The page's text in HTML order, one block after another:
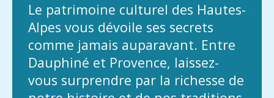
Le patrimoine culturel des Hautes-
Alpes vous dévoile ses secrets
comme jamais auparavant. Entre
Dauphiné et Provence, laissez-
vous surprendre par la richesse de